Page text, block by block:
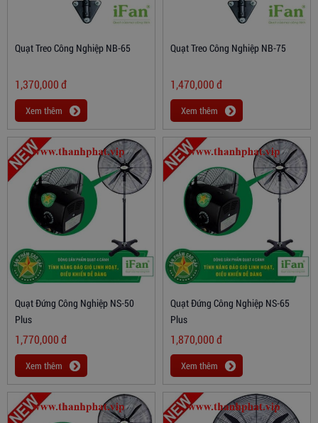
Quạt Treo Công Nghiệp NB-65
1,370,000đ
Xem thêm
Quạt Treo Công Nghiệp NB-75
1,470,000đ
Xem thêm
Quạt Đứng Công Nghiệp NS-50
Plus
1,770,000đ
Xem thêm
Quạt Đứng Công Nghiệp NS-65
Plus
1,870,000đ
Xem thêm